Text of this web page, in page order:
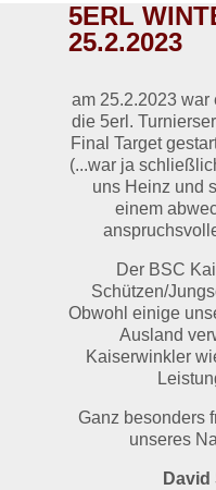
5ERL
25.2.2023
am 25.2.2023
die 5erl.
Final Target
(...war ja
uns Heinz und
einem
Der BSC
Schützen/
Obwohl einige
Ausland
Kaiserwinkler
Ganz besonders
unseres